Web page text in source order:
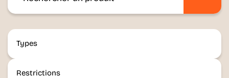
Types
Restrictions